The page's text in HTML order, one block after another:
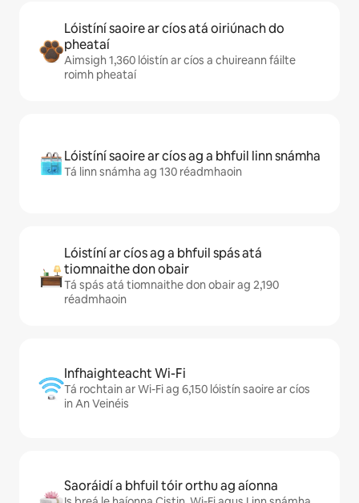
Lóistíní saoire ar cíos atá oiriúnach do
pheataí
Aimsigh 1,360 lóistín ar cíos a chuireann fáilte
roimh pheataí
Lóistíní saoire ar cíos ag a bhfuil linn snámha
Tá linn snámha ag 130 réadmhaoin
Lóistíní ar cíos ag a bhfuil spás atá
tiomnaithe don obair
Tá spás atá tiomnaithe don obair ag 2,190
réadmhaoin
Infhaighteacht Wi-Fi
Tá rochtain ar Wi-Fi ag 6,150 lóistín saoire ar cíos
in An Veinéis
Saoráidí a bhfuil tóir orthu ag aíonna